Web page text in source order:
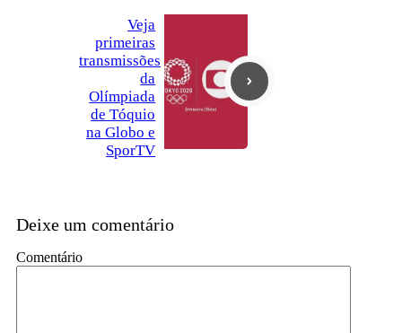
Veja
primeiras
transmissões
da
Olímpiada
de Tóquio
na Globo e
SporTV
Deixe um comentário
Comentário